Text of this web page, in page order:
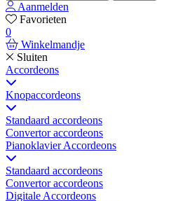
Aanmelden
Favorieten
0
Winkelmandje
Sluiten
Accordeons
Knopaccordeons
Standaard accordeons
Convertor accordeons
Pianoklavier Accordeons
Standaard accordeons
Convertor accordeons
Digitale Accordeons